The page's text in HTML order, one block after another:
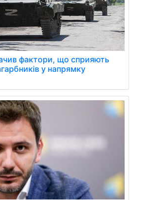
фактори, що сприяють
у напрямку